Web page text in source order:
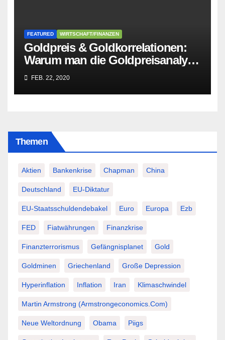
FEATURED WIRTSCHAFT/FINANZEN
Goldpreis & Goldkorrelationen:
Warum man die Goldpreisanalyse
besser Profis überlässt!
FEB. 22, 2020
Themen
Aktien Bankenkrise Chapman China
Deutschland EU-Diktatur
EU-Staatsschuldendebakel Euro Europa Ezb
FED Fiatwährungen Finanzkrise
Finanzterrorismus Gefängnisplanet Gold
Goldminen Griechenland Große Depression
Hyperinflation Inflation Iran Klimaschwindel
Martin Armstrong (Armstrongeconomics.com)
Neue Weltordnung Obama Piigs